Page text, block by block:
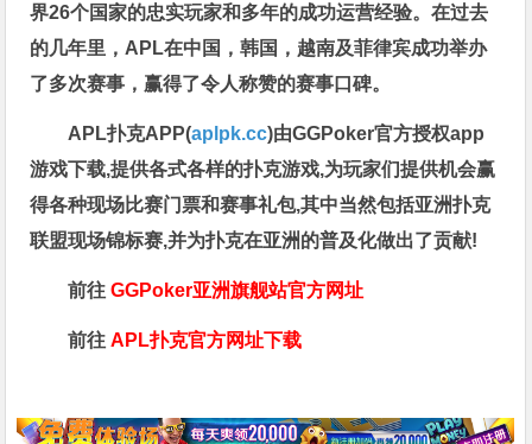
界26个国家的忠实玩家和多年的成功运营经验。在过去
的几年里，APL在中国，韩国，越南及菲律宾成功举办
了多次赛事，赢得了令人称赞的赛事口碑。
APL扑克APP(aplpk.cc)由GGPoker官方授权app
游戏下载,提供各式各样的扑克游戏,为玩家们提供机会赢
得各种现场比赛门票和赛事礼包,其中当然包括亚洲扑克
联盟现场锦标赛,并为扑克在亚洲的普及化做出了贡献!
前往GGPoker亚洲旗舰站官方网址
前往APL扑克官方网址下载